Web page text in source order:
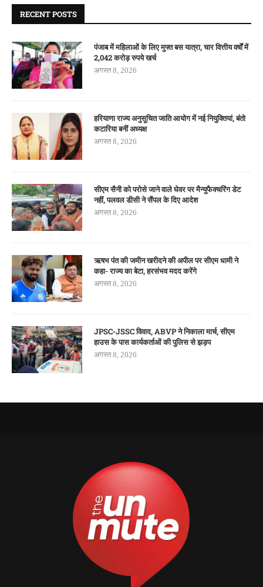
RECENT POSTS
पंजाब में महिलाओं के लिए मुफ्त बस यात्रा, चार वित्तीय वर्षों में
2,042 करोड़ रुपये खर्च
अगस्त 8, 2026
हरियाणा राज्य अनुसूचित जाति आयोग में नई नियुक्तियां, बंतो
कटारिया बनीं अध्यक्ष
अगस्त 8, 2026
सीएम सैनी को परोसे जाने वाले घेवर पर मैन्युफैक्चरिंग डेट
नहीं, पलवल डीसी ने सैंपल के दिए आदेश
अगस्त 8, 2026
ऋषभ पंत की जमीन खरीदने की अपील पर सीएम धामी ने
कहा- राज्य का बेटा, हरसंभव मदद करेंगे
अगस्त 8, 2026
JPSC-JSSC विवाद, ABVP ने निकाला मार्च, सीएम
हाउस के पास कार्यकर्ताओं की पुलिस से झड़प
अगस्त 8, 2026